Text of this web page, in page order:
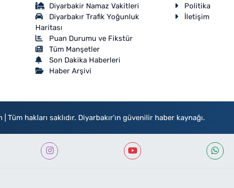
Diyarbakir Namaz Vakitleri
Diyarbakır Trafik Yoğunluk
Haritası
Puan Durumu ve Fikstür
Tüm Manşetler
Son Dakika Haberleri
Haber Arşivi
Politika
İletişim
hakları saklıdır. Diyarbakır'ın güvenilir haber kaynağı.